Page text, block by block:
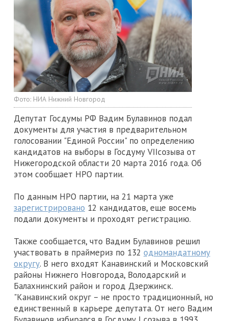
Фото: НИА Нижний Новгород
Депутат Госдумы РФ Вадим Булавинов подал
документы для участия в предварительном
голосовании "Единой России" по определению
кандидатов на выборы в Госдуму VIIсозыва от
Нижегородской области 20 марта 2016 года. Об
этом сообщает НРО партии.
По данным НРО партии, на 21 марта уже
зарегистрировано 12 кандидатов, еще восемь
подали документы и проходят регистрацию.
Также сообщается, что Вадим Булавинов решил
участвовать в праймериз по 132 одномандатному
округу. В него входят Канавинский и Московский
районы Нижнего Новгорода, Володарский и
Балахнинский район и город Дзержинск.
"Канавинский округ – не просто традиционный, но
единственный в карьере депутата. От него Вадим